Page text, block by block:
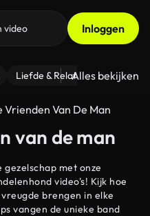
Inloggen
Liefde & Relaties - Fitness
Alles bekijken
Vrienden Van De Man
van de man
met onze
video's! Kijk hoe
brengen in elke
vangen de unieke band